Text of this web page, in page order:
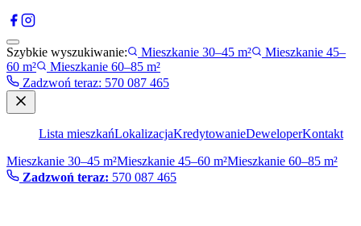
Szybkie wyszukiwanie: Mieszkanie 30–45 m²
Mieszkanie 45–
60 m²
Mieszkanie 60–85 m²
Zadzwoń teraz: 570 087 465
Lista mieszkańLokalizacjaKredytowanieDeweloperKontakt
Mieszkanie 30–45 m²Mieszkanie 45–60 m²Mieszkanie 60–85 m²
Zadzwoń teraz: 570 087 465